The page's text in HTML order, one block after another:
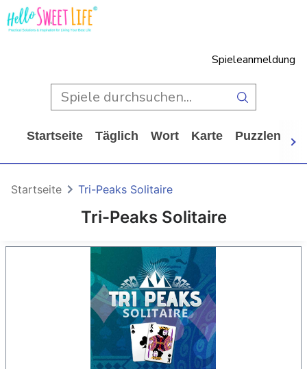
Spieleanmeldung
Startseite Täglich Wort Karte Puzzlen
Tri-Peaks Solitaire
Startseite Tri-Peaks Solitaire